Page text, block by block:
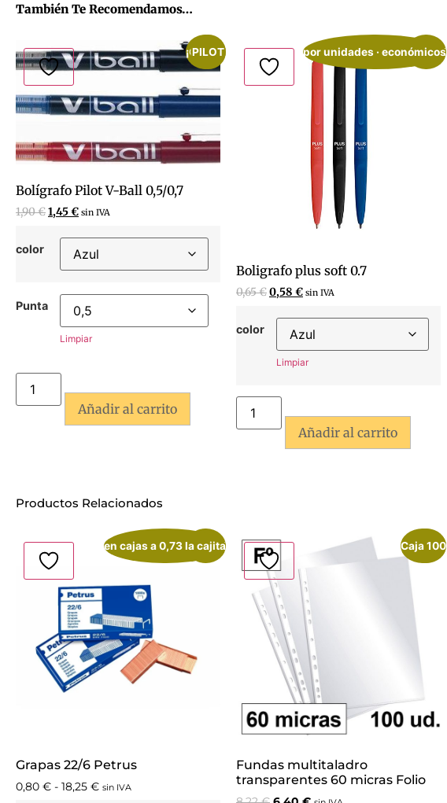
También Te Recomendamos…
¡Oferta!
PILOT
Bolígrafo Pilot V-Ball 0,5/0,7
1,90€1,45€ sin IVA
color
Punta
Limpiar
Añadir al carrito
¡Oferta!
por unidades · económicos
Boligrafo plus soft 0.7
0,65€0,58 € sin IVA
color
Limpiar
Añadir al carrito
Productos Relacionados
¡Oferta!
en cajas a 0,73 la cajita
Grapas 22/6 Petrus
0,80 € - 18,25 € sin IVA
¡Oferta!
Caja 100
Fundas multitaladro
transparentes 60 micras Folio